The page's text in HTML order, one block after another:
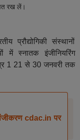
रख लें।
प्रौद्योगिकी संस्थानों
में स्नातक इंजीनियरिंग
1 21 से 30 जनवरी तक
cdac.in पर